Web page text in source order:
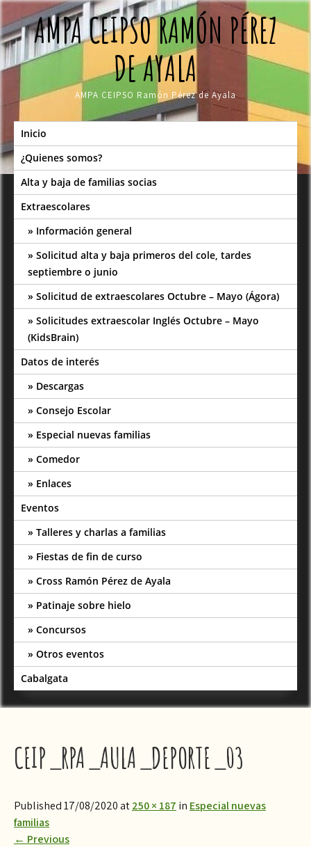
Skip
to
contentAMPA CEIPSO RAMÓN PÉREZ
DE AYALA
AMPA CEIPSO Ramón Pérez de Ayala
Inicio
¿Quienes somos?
Alta y baja de familias socias
Extraescolares
Información general
Solicitud alta y baja primeros del cole, tardes
septiembre o junio
Solicitud de extraescolares Octubre – Mayo (Ágora)
Solicitudes extraescolar Inglés Octubre – Mayo
(KidsBrain)
Datos de interés
Descargas
Consejo Escolar
Especial nuevas familias
Comedor
Enlaces
Eventos
Talleres y charlas a familias
Fiestas de fin de curso
Cross Ramón Pérez de Ayala
Patinaje sobre hielo
Concursos
Otros eventos
Cabalgata
CEIP_RPA_AULA_DEPORTE_03
Published 17/08/2020 at250 × 187 in Especial nuevas
familias
← Previous